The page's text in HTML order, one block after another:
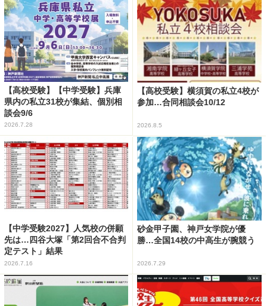
【高校受験】【中学受験】兵庫
県内の私立31校が集結、個別相
談会9/6
2026.7.28
【高校受験】横須賀の私立4校が
参加…合同相談会10/12
2026.8.5
【中学受験2027】人気校の併願
先は…四谷大塚「第2回合不合判
定テスト」結果
2026.7.16
砂金甲子園、神戸女学院が優
勝…全国14校の中高生が腕競う
2026.7.29